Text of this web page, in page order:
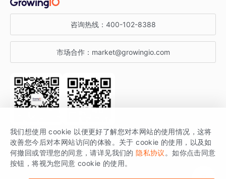
金融行业
获客分析
增长公开课
增长博客
开发者文档
SDK 文档
场景指南
关于 GrowingIO
增长大会
行业活动
咨询热线： 400-102-8388
市场合作： market@growingio.com
关注公众号 获取更多干货
GrowingIO 是专注于数据智能分析与增长的品牌，核心平台为 GrowingIO
分析云。
我们想使用 cookie 以便更好了解您对本网站的使用情况，这将
改善您今后对本网站访问的体验。关于 cookie 的使用，以及如
何撤回或管理您的同意，请详见我们的 隐私协议 。如你点击同意
按钮，将视为您同意 cookie 的使用。